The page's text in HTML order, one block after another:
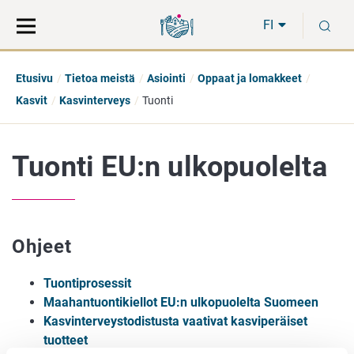
suoraan
sisältöön
koko
sivuston
FI
Etusivu Tietoa meistä Asiointi
Oppaat ja lomakkeet
Kasvit
Kasvinterveys Tuonti
Tuonti EU:n ulkopuolelta
Ohjeet
Tuontiprosessit
Maahantuontikiellot EU:n ulkopuolelta Suomeen
Kasvinterveystodistusta vaativat kasviperäiset
tuotteet